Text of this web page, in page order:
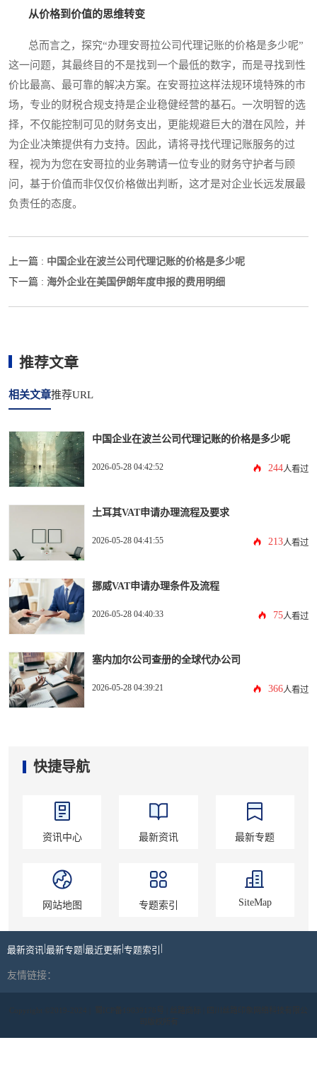
从价格到价值的思维转变
总而言之，探究“办理安哥拉公司代理记账的价格是多少呢”
这一问题，其最终目的不是找到一个最低的数字，而是寻找到性
价比最高、最可靠的解决方案。在安哥拉这样法规环境特殊的市
场，专业的财税合规支持是企业稳健经营的基石。一次明智的选
择，不仅能控制可见的财务支出，更能规避巨大的潜在风险，并
为企业决策提供有力支持。因此，请将寻找代理记账服务的过
程，视为为您在安哥拉的业务聘请一位专业的财务守护者与顾
问，基于价值而非仅仅价格做出判断，这才是对企业长远发展最
负责任的态度。
上一篇 : 中国企业在波兰公司代理记账的价格是多少呢
下一篇 : 海外企业在美国伊朗年度申报的费用明细
推荐文章
相关文章推荐URL
中国企业在波兰公司代理记账的价格是多少呢
2026-05-28 04:42:52 244人看过
土耳其VAT申请办理流程及要求
2026-05-28 04:41:55 213人看过
挪威VAT申请办理条件及流程
2026-05-28 04:40:33 75人看过
塞内加尔公司查册的全球代办公司
2026-05-28 04:39:21 366人看过
快捷导航
资讯中心 最新资讯 最新专题
网站地图 专题索引 SiteMap
最新资讯 |最新专题|最近更新|专题索引 |
友情链接：